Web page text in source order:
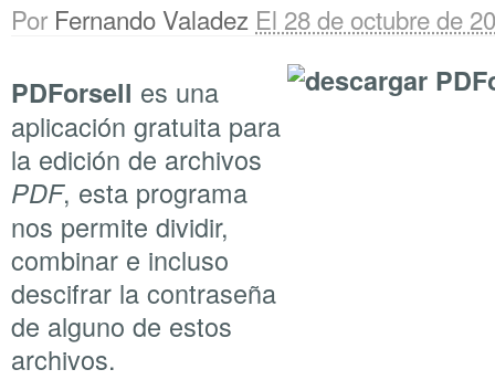
Por Fernando Valadez El 28 de octubre de
PDForsell es una
aplicación gratuita para
la edición de archivos
PDF, esta programa
nos permite dividir,
combinar e incluso
descifrar la contraseña
de alguno de estos
archivos.